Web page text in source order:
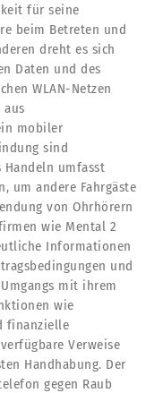
für seine
beim Betreten und
dreht es sich
Daten und des
WLAN-Netzen
mobiler
sind
Handeln umfasst
um andere Fahrgäste
von Ohrhörern
wie Mental 2
Informationen
und
mit ihrem
wie
finanzielle
Verweise
Handhabung. Der
gegen Raub